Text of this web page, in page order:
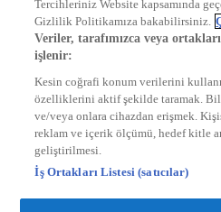
secim.ntv.com.tr
startv.com.tr
kralmuzik.com.tr
Tercihleriniz Website kapsamında
Gizlilik Politikamıza bakabilirsiniz.
Veriler, tarafımızca veya
işlenir:
Kesin coğrafi konum verilerini
özelliklerini aktif şekilde taramak.
ve/veya onlara cihazdan erişmek.
reklam ve içerik ölçümü, hedef kitle
geliştirilmesi.
İş Ortakları Listesi (satıcılar)